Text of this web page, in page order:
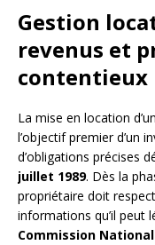
Gestion
revenus et
contentieux
La mise en location
l’objectif premier d’un
d’obligations précises
juillet 1989. Dès la
propriétaire doit
informations qu’il peut
Commission